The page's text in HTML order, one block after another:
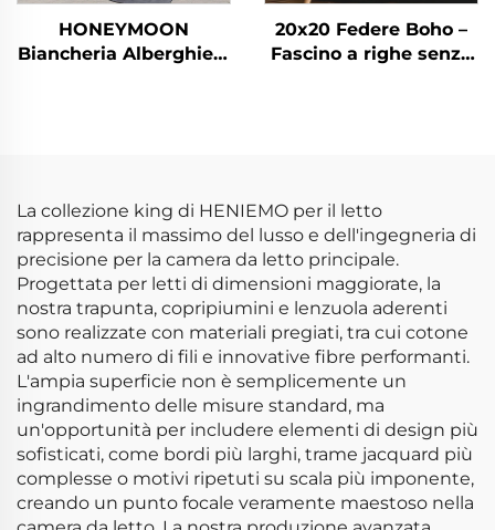
HONEYMOON
Biancheria Alberghiera
20x20 Federe Boho –
Fascino a righe senza
La collezione king di HENIEMO per il letto
rappresenta il massimo del lusso e dell'ingegneria di
precisione per la camera da letto principale.
Progettata per letti di dimensioni maggiorate, la
nostra trapunta, copripiumini e lenzuola aderenti
sono realizzate con materiali pregiati, tra cui cotone
ad alto numero di fili e innovative fibre performanti.
L'ampia superficie non è semplicemente un
ingrandimento delle misure standard, ma
un'opportunità per includere elementi di design più
sofisticati, come bordi più larghi, trame jacquard più
complesse o motivi ripetuti su scala più imponente,
creando un punto focale veramente maestoso nella